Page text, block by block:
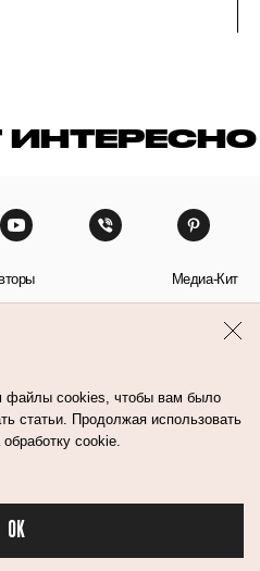
Бьюти в спорте
ИНТЕРЕСНО
Медиа-Кит
файлы cookies, чтобы вам было
статьи. Продолжая использовать
cookie.
OK